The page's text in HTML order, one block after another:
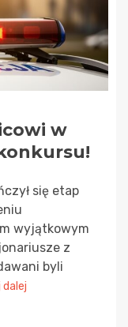
w
się etap
wyjątkowym
z
byli